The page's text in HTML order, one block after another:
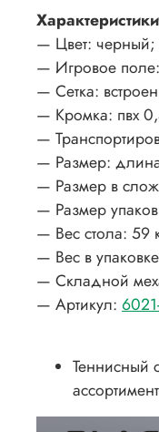
— Цвет: черный;
— Игровое
— Сетка:
— Кромка: пвх
—
— Размер:
— Размер в
— Размер
— Вес стола: 59
— Вес в
— Складной
— Артикул:
Теннисный